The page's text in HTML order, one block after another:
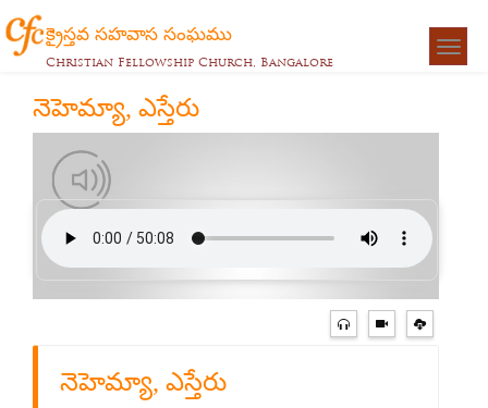
క్రైస్తవ సహవాస సంఘము
Christian Fellowship Church, Bangalore
నెహెమ్యా, ఎస్తేరు
నెహెమ్యా, ఎస్తేరు